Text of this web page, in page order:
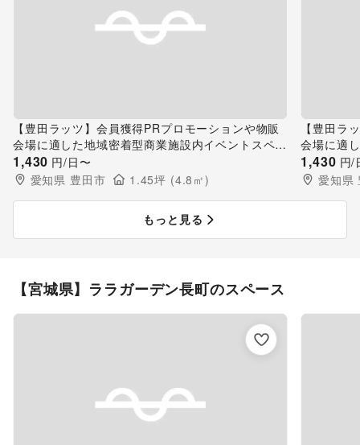
【豊田ラッツ】会員獲得PRプロモーションや物販
会場に適した地域密着型商業施設内イベントスペー
ス（エレベーター横）
1,430 円/日〜
愛知県 豊田市 1.45坪 (4.8 ㎡)
【豊田ラ
会場に適
ス（バロ
1,430 円/
愛知県
もっと見る
【宮城県】ララガーデン長町のスペース